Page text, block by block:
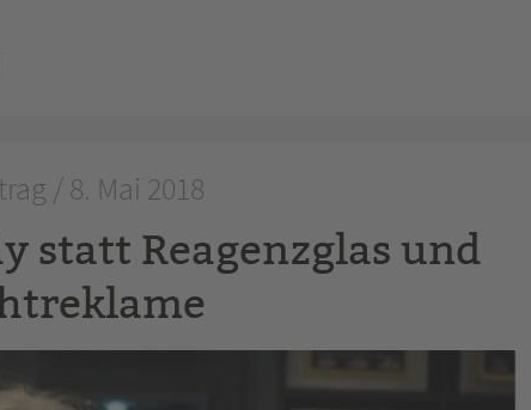
/ 8. Mai 2018
statt Reagenzglas und